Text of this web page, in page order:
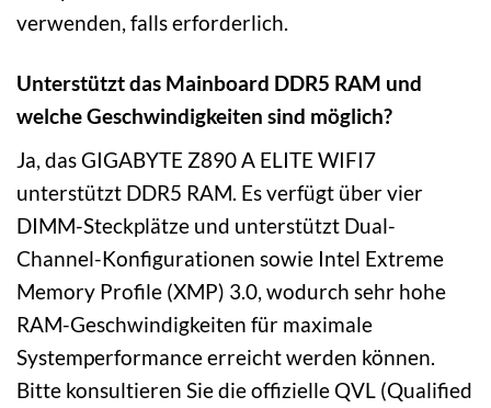
verwenden, falls erforderlich.
Unterstützt das Mainboard DDR5 RAM und
welche Geschwindigkeiten sind möglich?
Ja, das GIGABYTE Z890 A ELITE WIFI7
unterstützt DDR5 RAM. Es verfügt über vier
DIMM-Steckplätze und unterstützt Dual-
Channel-Konfigurationen sowie Intel Extreme
Memory Profile (XMP) 3.0, wodurch sehr hohe
RAM-Geschwindigkeiten für maximale
Systemperformance erreicht werden können.
Bitte konsultieren Sie die offizielle QVL (Qualified